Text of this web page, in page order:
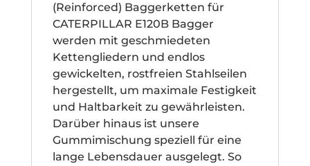
(Reinforced) Baggerketten für
CATERPILLAR E120B Bagger
werden mit geschmiedeten
Kettengliedern und endlos
gewickelten, rostfreien Stahlseilen
hergestellt, um maximale Festigkeit
und Haltbarkeit zu gewährleisten.
Darüber hinaus ist unsere
Gummimischung speziell für eine
lange Lebensdauer ausgelegt. So